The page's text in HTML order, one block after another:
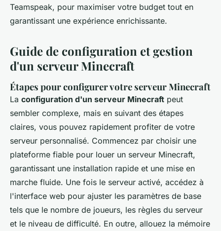
Teamspeak, pour maximiser votre budget tout en
garantissant une expérience enrichissante.
Guide de configuration et gestion
d'un serveur Minecraft
Étapes pour configurer votre serveur Minecraft
La configuration d'un serveur Minecraft peut
sembler complexe, mais en suivant des étapes
claires, vous pouvez rapidement profiter de votre
serveur personnalisé. Commencez par choisir une
plateforme fiable pour louer un serveur Minecraft,
garantissant une installation rapide et une mise en
marche fluide. Une fois le serveur activé, accédez à
l'interface web pour ajuster les paramètres de base
tels que le nombre de joueurs, les règles du serveur
et le niveau de difficulté. En outre, allouez la mémoire